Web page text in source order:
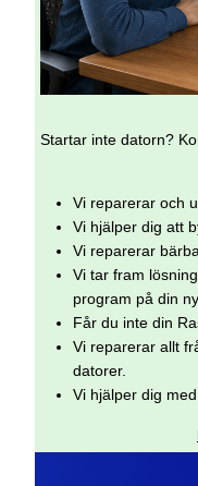
Startar inte datorn?
Vi reparerar och
Vi hjälper dig att
Vi reparerar
Vi tar fram
program på din
Får du inte din
Vi reparerar allt
datorer.
Vi hjälper dig